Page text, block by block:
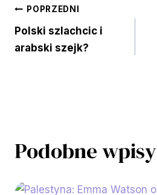
Nawigacja
wpisu
POPRZEDNI
Polski szlachcic i
arabski szejk?
Podobne wpisy